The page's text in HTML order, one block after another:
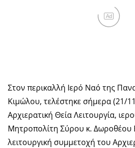
Ad
Στον περικαλλή Ιερό Ναό της
Κιμώλου, τελέστηκε σήμερα (21/
Αρχιερατική Θεία Λειτουργία,
Μητροπολίτη Σύρου κ. Δωροθέου
λειτουργική συμμετοχή του